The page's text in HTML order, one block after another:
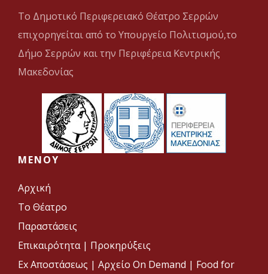
Το Δημοτικό Περιφερειακό Θέατρο Σερρών
επιχορηγείται από το Υπουργείο Πολιτισμού,το
Δήμο Σερρών και την Περιφέρεια Κεντρικής
Μακεδονίας
MENOY
Αρχική
Το Θέατρο
Παραστάσεις
Επικαιρότητα | Προκηρύξεις
Ex Αποστάσεως | Αρχείο On Demand | Food for